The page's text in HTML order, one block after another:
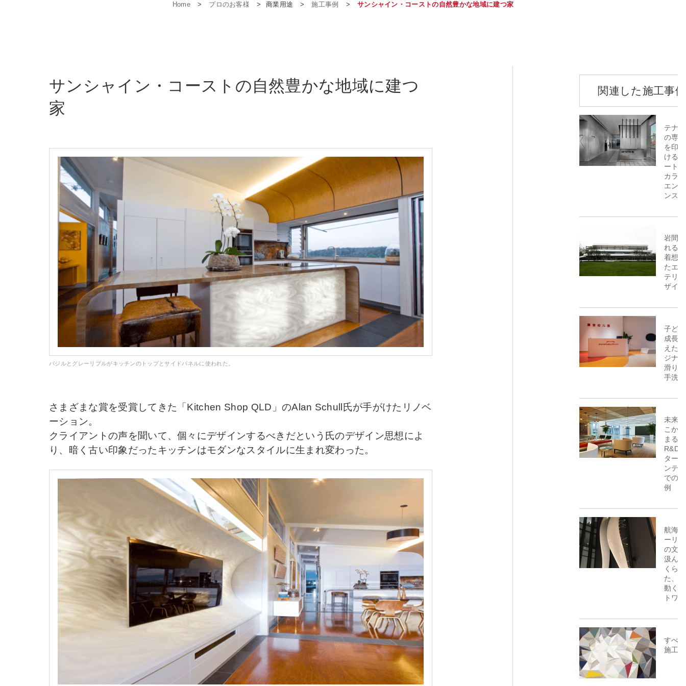
Home > プロのお客様 > 商業用途 > 施工事例 > サンシャイン・コーストの自然豊かな地域に建つ家
サンシャイン・コーストの自然豊かな地域に建つ
家
バジルとグレーリプルがキッチンのトップとサイドパネルに使われた。
さまざまな賞を受賞してきた「Kitchen Shop QLD」のAlan Schull氏が手がけたリノベ
ーション。
クライアントの声を聞いて、個々にデザインするべきだという氏のデザイン思想によ
り、暗く古い印象だったキッチンはモダンなスタイルに生まれ変わった。
関連した施工事例
テナ
の専
を印
ける
ート
カラ
エン
ンス
岩間
れる
着想
たエ
テリ
ザイン
子ど
成長
えた
ジナ
滑り
手洗い
未来
こか
まる〜
R&D
ター
ンテ
での
例
航海
ーリ
の文
汲ん
くられ
た、
動く
トワ
すべ
施工